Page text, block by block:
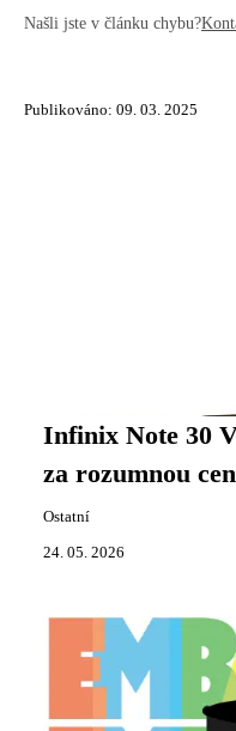
Našli jste v článku chybu?
Publikováno: 09. 03. 2025
Infinix Note 30
za rozumnou
Ostatní
24. 05. 2026